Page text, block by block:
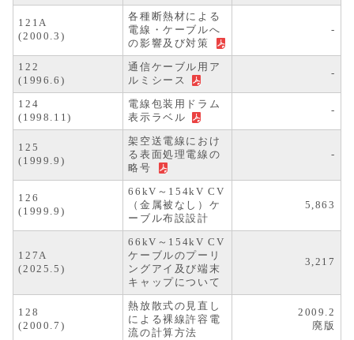
121A
(2000.3)
各種断熱材による
電線・ケーブルへ
の影響及び対策
-
122
(1996.6)
通信ケーブル用ア
ルミシース
-
124
(1998.11)
電線包装用ドラム
表示ラベル
-
125
(1999.9)
架空送電線におけ
る表面処理電線の
略号
-
126
(1999.9)
66kV～154kV CV
（金属被なし）ケ
ーブル布設設計
5,863
127A
(2025.5)
66kV～154kV CV
ケーブルのプーリ
ングアイ及び端末
キャップについて
3,217
128
(2000.7)
熱放散式の見直し
による裸線許容電
流の計算方法
2009.2
廃版